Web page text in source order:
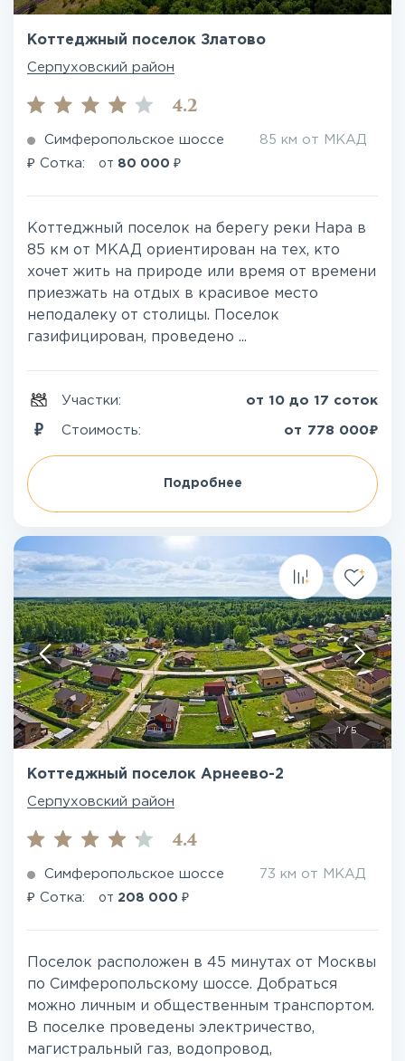
Коттеджный поселок Златово
Серпуховский район
4.2
Симферопольское шоссе 85 км от МКАД
₽ Сотка: от 80 000 ₽
Коттеджный поселок на берегу реки Нара в
85 км от МКАД ориентирован на тех, кто
хочет жить на природе или время от времени
приезжать на отдых в красивое место
неподалеку от столицы. Поселок
газифицирован, проведено ...
Участки: от 10 до 17 соток
Стоимость: от 778 000₽
Подробнее
1/ 5
Коттеджный поселок Арнеево-2
Серпуховский район
4.4
Симферопольское шоссе 73 км от МКАД
₽ Сотка: от 208 000 ₽
Поселок расположен в 45 минутах от Москвы
по Симферопольскому шоссе. Добраться
можно личным и общественным транспортом.
В поселке проведены электричество,
магистральный газ, водопровод,